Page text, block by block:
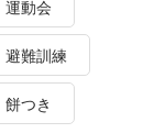
運動会
避難訓練
餅つき